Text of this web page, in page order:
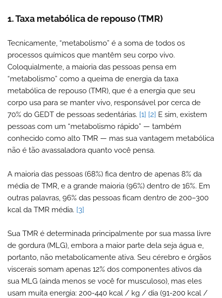
1. Taxa metabólica de repouso (TMR)
Tecnicamente, “metabolismo” é a soma de todos os
processos químicos que mantêm seu corpo vivo.
Coloquialmente, a maioria das pessoas pensa em
“metabolismo” como a queima de energia da taxa
metabólica de repouso (TMR), que é a energia que seu
corpo usa para se manter vivo, responsável por cerca de
70% do GEDT de pessoas sedentárias. [1] [2] E sim, existem
pessoas com um “metabolismo rápido” — também
conhecido como alto TMR — mas sua vantagem metabólica
não é tão avassaladora quanto você pensa.
A maioria das pessoas (68%) fica dentro de apenas 8% da
média de TMR, e a grande maioria (96%) dentro de 16%. Em
outras palavras, 96% das pessoas ficam dentro de 200–300
kcal da TMR média. [3]
Sua TMR é determinada principalmente por sua massa livre
de gordura (MLG), embora a maior parte dela seja água e,
portanto, não metabolicamente ativa. Seu cérebro e órgãos
viscerais somam apenas 12% dos componentes ativos da
sua MLG (ainda menos se você for musculoso), mas eles
usam muita energia: 200-440 kcal / kg / dia (91-200 kcal /